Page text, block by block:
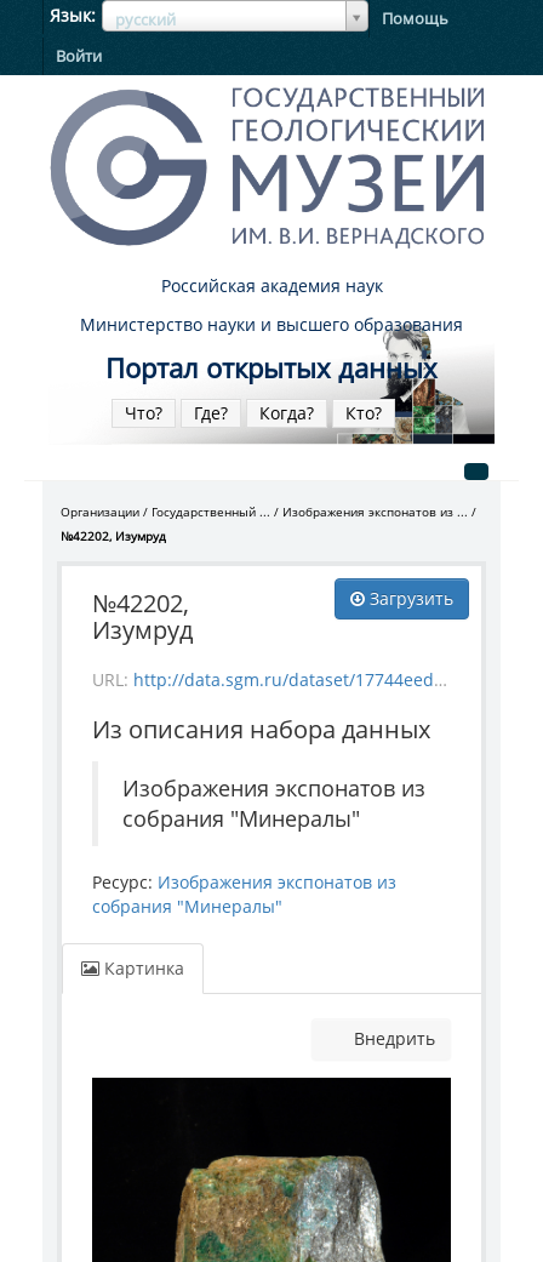
Язык русский
ЯзыкЯзык
Помощь
Войти
Российская академия наук
Министерство науки и высшего образования
Портал открытых данных
Что? Где? Когда? Кто?
Организации Государственный ...
Изображения экспонатов из ...
№42202, Изумруд
Загрузить
№42202,
Изумруд
URL: http://data.sgm.ru/dataset/17744eed-27fa-4a9a-bc72-4e657fa570af/resource/ee4b4f55-528e-47eb-8543-7bc02b66a8fc/download/mineral_42202.jpg
Из описания набора данных
Изображения экспонатов из
собрания "Минералы"
Ресурс: Изображения экспонатов из
собрания "Минералы"
Картинка
Внедрить